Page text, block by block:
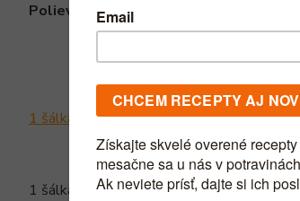
Polievka so zelenej šošovice s kyslou
1 šálka zelenej šošovice (alebo inej,
1 šálka na rezance nakrájaných batatov